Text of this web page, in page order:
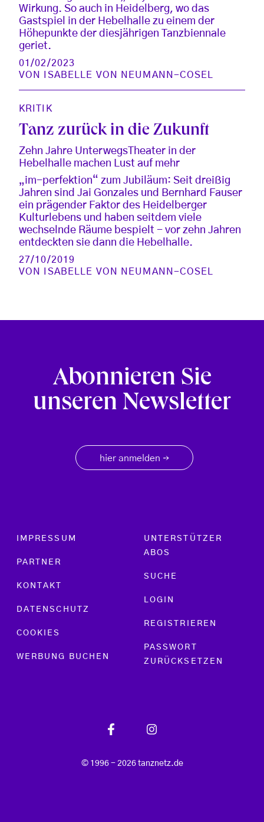
Wirkung. So auch in Heidelberg, wo das
Gastspiel in der Hebelhalle zu einem der
Höhepunkte der diesjährigen Tanzbiennale
geriet.
01/02/2023
VON
ISABELLE VON NEUMANN-COSEL
KRITIK
Tanz zurück in die Zukunft
Zehn Jahre UnterwegsTheater in der
Hebelhalle machen Lust auf mehr
„im-perfektion“ zum Jubiläum: Seit dreißig
Jahren sind Jai Gonzales und Bernhard Fauser
ein prägender Faktor des Heidelberger
Kulturlebens und haben seitdem viele
wechselnde Räume bespielt - vor zehn Jahren
entdeckten sie dann die Hebelhalle.
27/10/2019
VON
ISABELLE VON NEUMANN-COSEL
Abonnieren Sie
unseren Newsletter
hier anmelden →
Footer menu
IMPRESSUM
PARTNER
KONTAKT
DATENSCHUTZ
COOKIES
WERBUNG BUCHEN
UNTERSTÜTZER
ABOS
SUCHE
LOGIN
REGISTRIEREN
PASSWORT
ZURÜCKSETZEN
© 1996 - 2026 tanznetz.de